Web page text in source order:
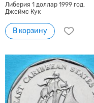
Либерия 1 доллар 1999 год.
Джеймс Кук
В корзину